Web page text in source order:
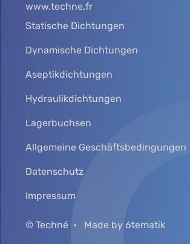
www.techne.fr
Statische Dichtungen
Dynamische Dichtungen
Aseptikdichtungen
Hydraulikdichtungen
Lagerbuchsen
Allgemeine Geschäftsbedingungen
Datenschutz
Impressum
© Techné Made by 6tematik